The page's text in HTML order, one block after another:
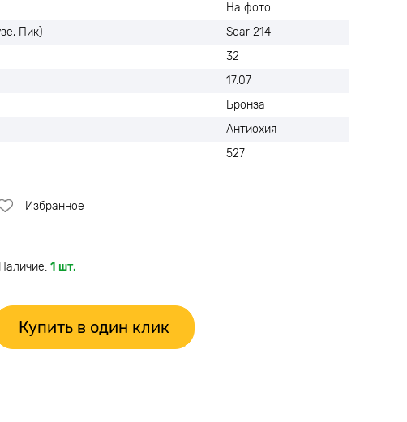
На фото
Пик)
Sear 214
32
17.07
Бронза
Антиохия
527
Избранное
Наличие: 1 шт.
Купить в один клик